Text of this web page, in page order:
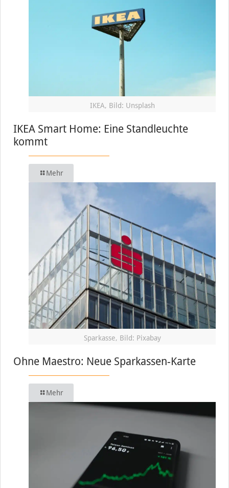
IKEA, Bild: Unsplash
IKEA Smart Home: Eine Standleuchte
kommt
Mehr
Sparkasse, Bild: Pixabay
Ohne Maestro: Neue Sparkassen-Karte
Mehr